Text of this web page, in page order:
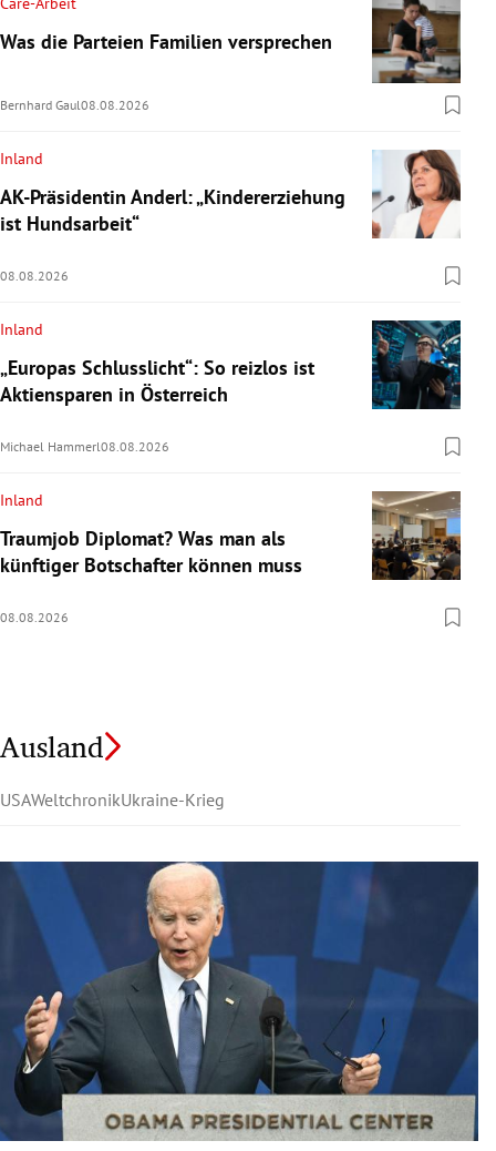
Was die Parteien Familien versprechen
Bernhard Gaul08.08.2026
Inland
AK-Präsidentin Anderl: „Kindererziehung
ist Hundsarbeit“
08.08.2026
Inland
„Europas Schlusslicht“: So reizlos ist
Aktiensparen in Österreich
Michael Hammerl08.08.2026
Inland
Traumjob Diplomat? Was man als
künftiger Botschafter können muss
08.08.2026
Ausland
USAWeltchronikUkraine-Krieg